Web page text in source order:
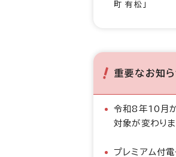
町 有松」
重要なお知ら
令和8年10月
対象が変わり
プレミアム付